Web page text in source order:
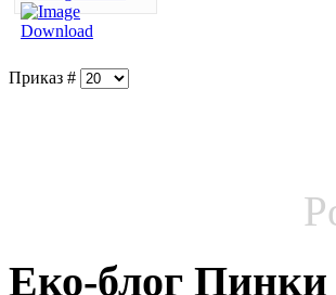
Приказ #
Еко-блог Пинки